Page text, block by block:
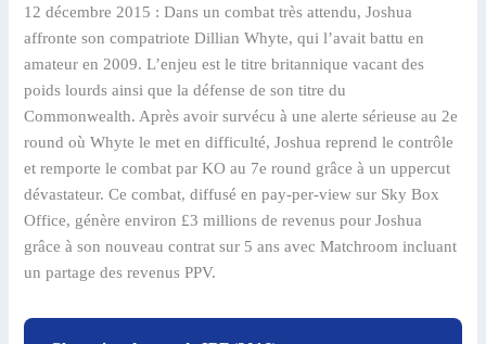
12 décembre 2015 : Dans un combat très attendu, Joshua
affronte son compatriote Dillian Whyte, qui l’avait battu en
amateur en 2009. L’enjeu est le titre britannique vacant des
poids lourds ainsi que la défense de son titre du
Commonwealth. Après avoir survécu à une alerte sérieuse au 2e
round où Whyte le met en difficulté, Joshua reprend le contrôle
et remporte le combat par KO au 7e round grâce à un uppercut
dévastateur. Ce combat, diffusé en pay-per-view sur Sky Box
Office, génère environ £3 millions de revenus pour Joshua
grâce à son nouveau contrat sur 5 ans avec Matchroom incluant
un partage des revenus PPV.